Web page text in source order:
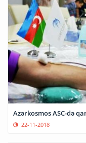
Azərkosmos ASC-də
22-11-2018